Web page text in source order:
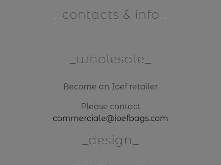
contacts & info
wholesale
Become an Ioef retailer
Please contact
commerciale@ioefbags.com
design